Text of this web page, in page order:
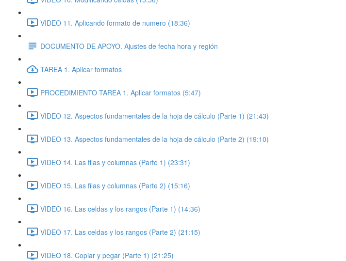
VIDEO 11. Aplicando formato de numero (18:36)
DOCUMENTO DE APOYO. Ajustes de fecha hora y región
TAREA 1. Aplicar formatos
PROCEDIMIENTO TAREA 1. Aplicar formatos (5:47)
VIDEO 12. Aspectos fundamentales de la hoja de cálculo (Parte 1) (21:43)
VIDEO 13. Aspectos fundamentales de la hoja de cálculo (Parte 2) (19:10)
VIDEO 14. Las filas y columnas (Parte 1) (23:31)
VIDEO 15. Las filas y columnas (Parte 2) (15:16)
VIDEO 16. Las celdas y los rangos (Parte 1) (14:36)
VIDEO 17. Las celdas y los rangos (Parte 2) (21:15)
VIDEO 18. Copiar y pegar (Parte 1) (21:25)